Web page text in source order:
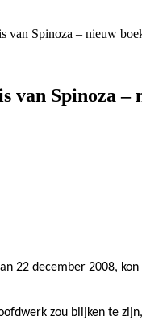
van Spinoza – nieuw
van Spinoza
22 december 2008,
zou blijken te zijn,